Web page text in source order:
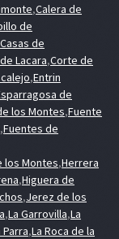
,Calera de
de
Casas de
Lacara,Corte de
,Entrin
de
los Montes,Fuente
,Fuentes de
los Montes,Herrera
,Higuera de
,Jerez de los
,La Garrovilla,La
Parra,La Roca de la